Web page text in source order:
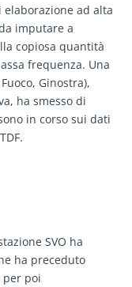
ad alta
imputare a
copiosa quantità
frequenza. Una
Ginostra),
ha smesso di
in corso sui dati
SVO ha
ha preceduto
per poi